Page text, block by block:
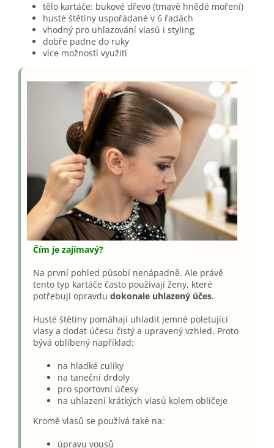
tělo kartáče: bukové dřevo (tmavě hnědé moření)
husté štětiny uspořádané v 6 řadách
vhodný pro uhlazování vlasů i styling
dobře padne do ruky
více možností využití
Čím je zajímavý?
Na první pohled působí nenápadně. Ale právě
tento typ kartáče často používají ženy, které
potřebují opravdu dokonale uhlazený účes.
Husté štětiny pomáhají uhladit jemné poletující
vlasy a dodat účesu čistý a upravený vzhled. Proto
bývá oblíbený například:
na hladké culíky
na taneční drdoly
pro sportovní účesy
na uhlazení krátkých vlasů kolem obličeje
Kromě vlasů se používá také na:
úpravu vousů